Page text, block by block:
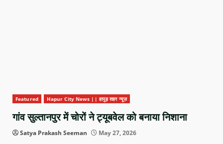
Featured Hapur City News || हापुड़ शहर न्यूज़
गांव सुल्तानपुर में चोरों ने ट्यूबवेल को बनाया निशाना
Satya Prakash Seeman May 27, 2026